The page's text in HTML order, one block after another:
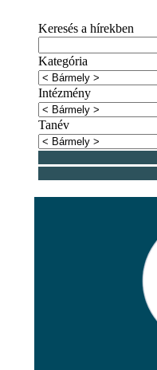
Keresés a hírekben
Kategória
Intézmény
Tanév